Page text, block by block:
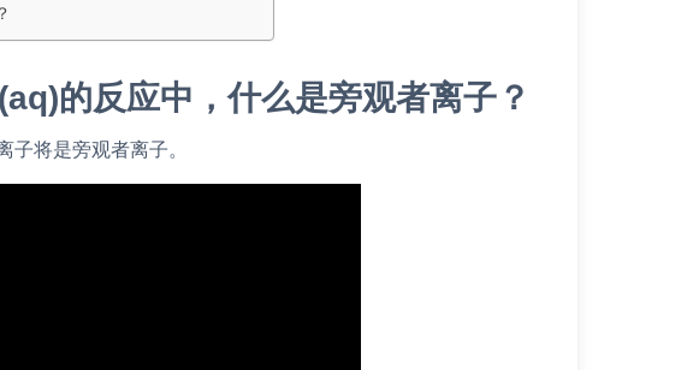
的反应中，什么是旁观者离子？
将是旁观者离子。